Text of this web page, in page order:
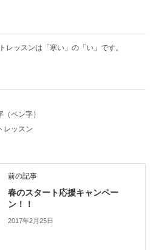
レッスンは「寒い」の「い」です。
ペン字）
レッスン
前の記事
春のスタート応援キャンペー
ン！！
2017年2月25日